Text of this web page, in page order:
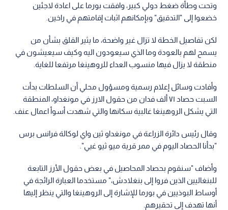
وتحت وطأة ضغط دولي كبير، وافقت بورما على اعادة لاجئين
خضعوا إلى "التدقيق" وبإمكانهم اثبات إقامتهم في راخين.
لكن تفاصيل الخطة لا تزال غير واضحة، ما يثير القلق بشأن من
يسمح لهم بالعودة وما الذي سيعودون اليه وكيف سيعيشون في
منطقة لا يزال فيها منسوب العداء للروهينغا مرتفعا للغاية.
وأفادت وسائل إعلام رسمية ومسؤول محلي أن السلطات بدأت
السبت حصاد ٧١ ألف فدان من حقول الارز في مونغداو، المنطقة
التي يشكل الروهينغا غالبية سكانها والتي شهدت أسوأ اعمال عنف.
وقال رئيس دائرة الزراعة في مونغداو ثين واي لوكالة فرانس برس
"بدأنا الحصاد اليوم في ممر قرية ميو ثيو غيي".
وأضاف "سنقوم بحصاد المحاصيل في بعض حقول الأرز التابعة
للبنغاليين الذين فروا إلى بنغلادش،" مستخدما العبارة الرائجة في
أوساط البوذيين في بورما للإشارة إلى الروهينغا والتي ينظر إليها
أنها تهدف إلى تحقيرهم.